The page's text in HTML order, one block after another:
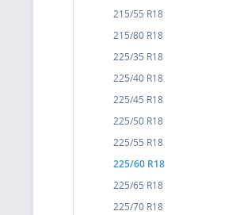
215/55 R18
215/80 R18
225/35 R18
225/40 R18
225/45 R18
225/50 R18
225/55 R18
225/60 R18
225/65 R18
225/70 R18